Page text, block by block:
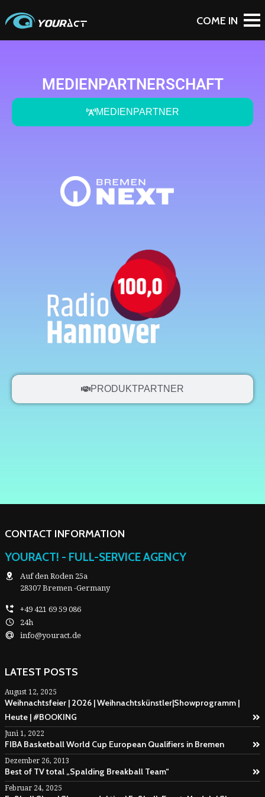
MEDIENPARTNERSCHAFT
MEDIENPARTNER
PRODUKTPARTNER
CONTACT INFORMATION
YOURACT! - FULL-SERVICE AGENCY
Auf den Roden 25a
28307 Bremen -Germany
+49 421 69 59 086
24h
info@youract.de
LATEST POSTS
August 12, 2025
Weihnachtsfeier | 2026 | Weihnachtskünstler|Showprogramm |
Heute | #BOOKING
Juni 1, 2022
FIBA Basketball World Cup European Qualifiers in Bremen
Dezember 26, 2013
Best of TV total „Spalding Breakball Team“
Februar 24, 2025